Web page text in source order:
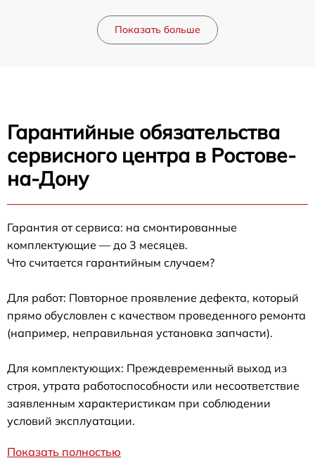
Показать больше
Гарантийные обязательства
сервисного центра в Ростове-
на-Дону
Гарантия от сервиса: на смонтированные
комплектующие — до 3 месяцев.
Что считается гарантийным случаем?
Для работ: Повторное проявление дефекта, который
прямо обусловлен с качеством проведенного ремонта
(например, неправильная установка запчасти).
Для комплектующих: Преждевременный выход из
строя, утрата работоспособности или несоответствие
заявленным характеристикам при соблюдении
условий эксплуатации.
Показать полностью